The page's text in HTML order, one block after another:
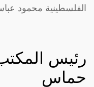
الفلسطينية محمود
رئيس
حماس